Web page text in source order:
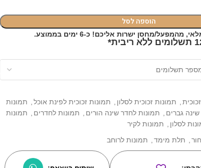
הוספה לסל
מהמפעל/מחסן ישרות אליכם! כ-6 ימים בממוצע.
תמונות זכוכית לסלון תמונות זכוכית לפינת אוכל
תמונות
גברים תמונות לחדר שינה הורים תמונות לחדרים
תמונות
לסלון
תמונות לקיר
תלת מימד תמונות לרוחב